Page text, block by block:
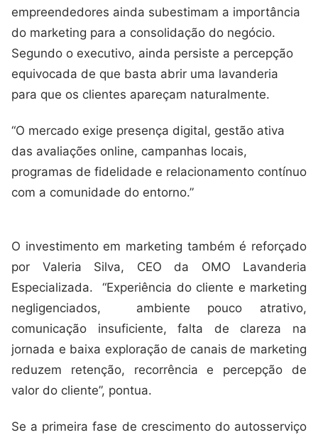
empreendedores ainda subestimam a importância
do marketing para a consolidação do negócio.
Segundo o executivo, ainda persiste a percepção
equivocada de que basta abrir uma lavanderia
para que os clientes apareçam naturalmente.
“O mercado exige presença digital, gestão ativa
das avaliações online, campanhas locais,
programas de fidelidade e relacionamento contínuo
com a comunidade do entorno.”
O investimento em marketing também é reforçado
por Valeria Silva, CEO da OMO Lavanderia
Especializada. “Experiência do cliente e marketing
negligenciados, ambiente pouco atrativo,
comunicação insuficiente, falta de clareza na
jornada e baixa exploração de canais de marketing
reduzem retenção, recorrência e percepção de
valor do cliente”, pontua.
Se a primeira fase de crescimento do autosserviço